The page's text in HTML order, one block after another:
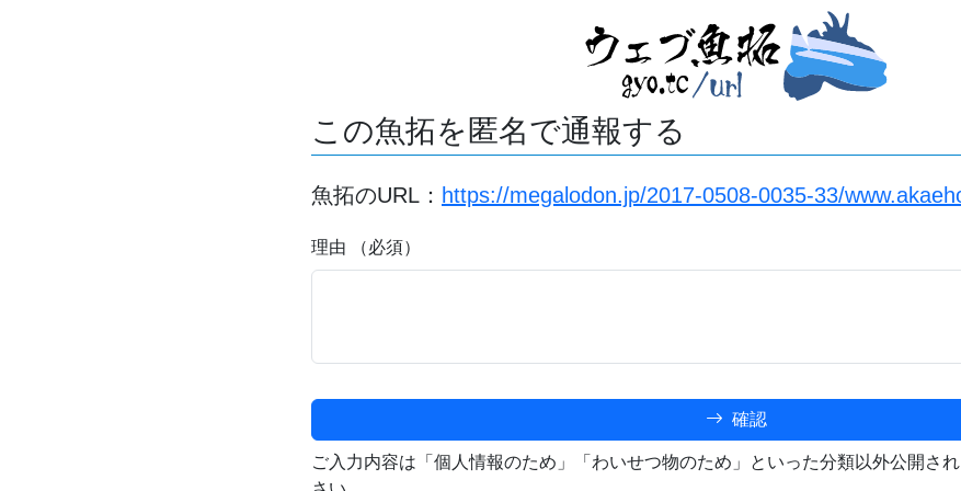
この魚拓を匿名で通報する
魚拓のURL： https://megalodon.jp/2017-0508-0035-33/
理由 （必須）
確認
ご入力内容は「個人情報のため」「わいせつ物のため」といった分類以外公開さ